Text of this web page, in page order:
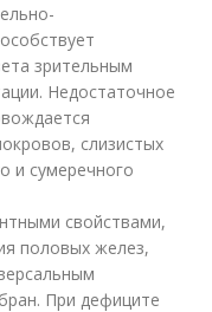
зрительным
Недостаточное
слизистых
и сумеречного
свойствами,
половых желез,
При дефиците